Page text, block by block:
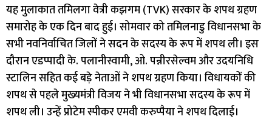
यह मुलाकात तमिलगा वेत्री कझगम (TVK) सरकार के शपथ ग्रहण
समारोह के एक दिन बाद हुई। सोमवार को तमिलनाडु विधानसभा के
सभी नवनिर्वाचित जिलों ने सदन के सदस्य के रूप में शपथ ली। इस
दौरान एडप्पादी के. पलानीस्वामी, ओ. पन्नीरसेल्वम और उदयनिधि
स्टालिन सहित कई बड़े नेताओं ने शपथ ग्रहण किया। विधायकों की
शपथ से पहले मुख्यमंत्री विजय ने भी विधानसभा सदस्य के रूप में
शपथ ली। उन्हें प्रोटेम स्पीकर एमवी करुप्पैया ने शपथ दिलाई।